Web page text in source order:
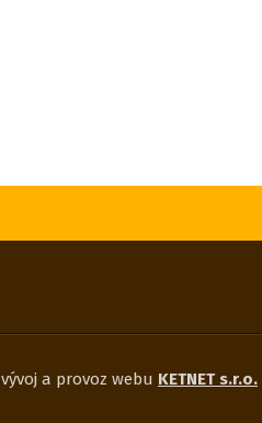
vývoj a provoz webu KETNET s.r.o.